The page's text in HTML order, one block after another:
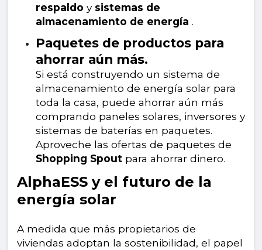
respaldo y sistemas de
almacenamiento de energía .
Paquetes de productos para
ahorrar aún más.
Si está construyendo un sistema de
almacenamiento de energía solar para
toda la casa, puede ahorrar aún más
comprando paneles solares, inversores y
sistemas de baterías en paquetes.
Aproveche las ofertas de paquetes de
Shopping Spout para ahorrar dinero.
AlphaESS y el futuro de la
energía solar
A medida que más propietarios de
viviendas adoptan la sostenibilidad, el papel